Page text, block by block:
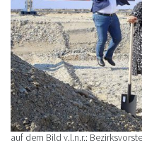
auf dem Bild v.l.n.r.: